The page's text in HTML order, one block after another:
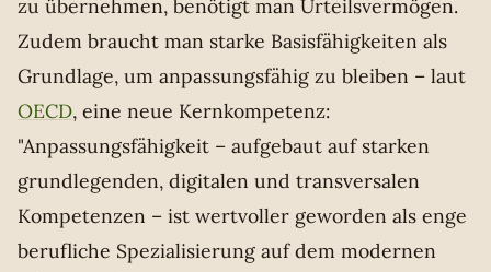
zu übernehmen, benötigt man Urteilsvermögen.
Zudem braucht man starke Basisfähigkeiten als
Grundlage, um anpassungsfähig zu bleiben – laut
OECD, eine neue Kernkompetenz:
"Anpassungsfähigkeit – aufgebaut auf starken
grundlegenden, digitalen und transversalen
Kompetenzen – ist wertvoller geworden als enge
berufliche Spezialisierung auf dem modernen